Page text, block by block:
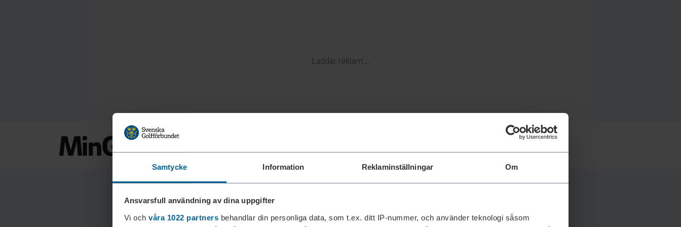
Samtycke Information Reklaminställningar Om
Ansvarsfull användning av dina uppgifter
Vi och våra 1022 partners behandlar din personliga data, som t.ex. ditt IP-nummer, och använder teknologi såsom
Laddar reklam...